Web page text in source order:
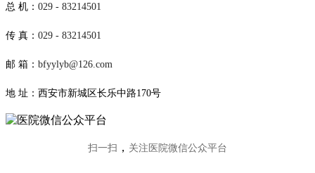
总 机： 029 - 83214501
传 真： 029 - 83214501
邮 箱： bfyylyb@126.com
地 址：西安市新城区长乐中路170号
扫一扫 ， 关注医院微信公众平台